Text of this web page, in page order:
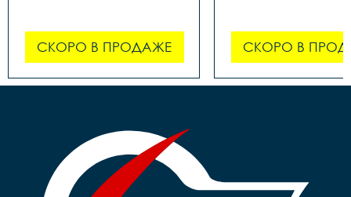
СКОРО В ПРОДАЖЕ СКОРО В